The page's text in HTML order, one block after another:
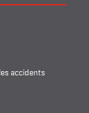
accidents